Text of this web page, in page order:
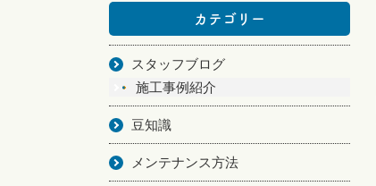
カテゴリー
スタッフブログ
施工事例紹介
豆知識
メンテナンス方法